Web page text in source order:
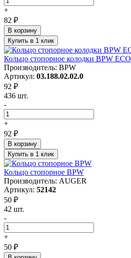
+
82 ₽
В корзину
Купить в 1 клик
Кольцо стопорное колодки BPW ECO
Производитель: BPW
Артикул: 03.188.02.02.0
92 ₽
436 шт.
-
+
92 ₽
В корзину
Купить в 1 клик
Кольцо стопорное BPW
Производитель: AUGER
Артикул: 52142
50 ₽
42 шт.
-
+
50 ₽